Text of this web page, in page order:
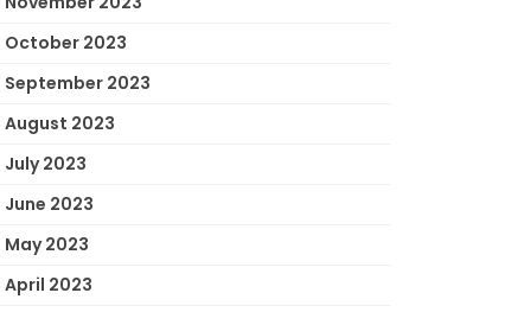
October 2023
September 2023
August 2023
July 2023
June 2023
May 2023
April 2023